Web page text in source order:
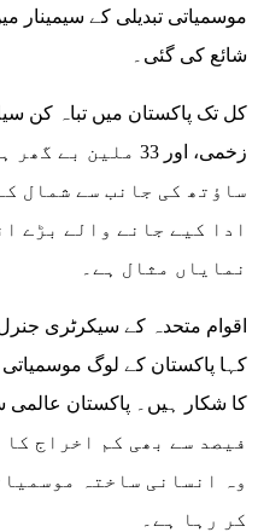
شائع کی گئی۔
زخمی، اور 33 ملین
ساؤتھ کی جانب سے شمال
ادا کیے جانے والے بڑے
نمایاں مثال ہے۔
کہا پاکستان کے لوگ
فیصد سے بھی کم اخراج
وہ انسانی ساختہ
کر رہا ہے۔